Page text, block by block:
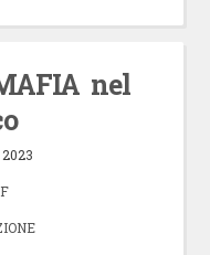
nel